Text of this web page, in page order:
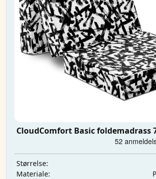
CloudComfort Basic foldemadrass
Størrelse:
Materiale: